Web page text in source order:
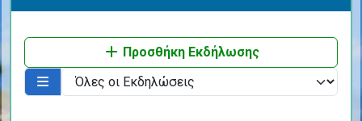
Προσθήκη Εκδήλωσης